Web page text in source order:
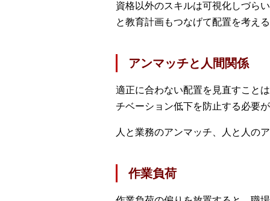
資格以外のスキルは可視化しづら
と教育計画もつなげて配置を考え
アンマッチと人間関係
適正に合わない配置を見直すこと
チベーション低下を防止する必要が
人と業務のアンマッチ、人と人の
作業負荷